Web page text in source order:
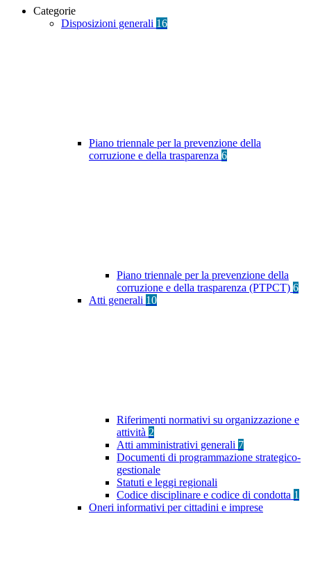
Categorie
Disposizioni generali 16
Piano triennale per la prevenzione della
corruzione e della trasparenza 6
Piano triennale per la prevenzione della
corruzione e della trasparenza (PTPCT) 6
Atti generali 10
Riferimenti normativi su organizzazione e
attività 2
Atti amministrativi generali 7
Documenti di programmazione strategico-
gestionale
Statuti e leggi regionali
Codice disciplinare e codice di condotta 1
Oneri informativi per cittadini e imprese